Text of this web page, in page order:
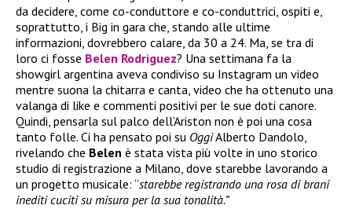
da decidere, come co-conduttore e co-conduttrici, ospiti e,
soprattutto, i Big in gara che, stando alle ultime
informazioni, dovrebbero calare, da 30 a 24. Ma, se tra di
loro ci fosse Belen Rodriguez? Una settimana fa la
showgirl argentina aveva condiviso su Instagram un video
mentre suona la chitarra e canta, video che ha ottenuto una
valanga di like e commenti positivi per le sue doti canore.
Quindi, pensarla sul palco dell’Ariston non è poi una cosa
tanto folle. Ci ha pensato poi su OggiAlberto Dandolo,
rivelando che Belen è stata vista più volte in uno storico
studio di registrazione a Milano, dove starebbe lavorando a
un progetto musicale: “starebbe registrando una rosa di brani
inediti cuciti su misura per la sua tonalità.”